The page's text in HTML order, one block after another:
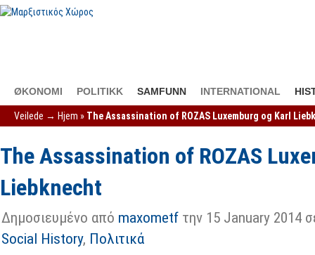
ØKONOMI POLITIKK SAMFUNN INTERNATIONAL
Veilede → Hjem » The Assassination of ROZAS Luxemburg og Karl
The Assassination of ROZAS
Liebknecht
Δημοσιευμένο από maxometf την 15 January 2014
Social History, Πολιτικά